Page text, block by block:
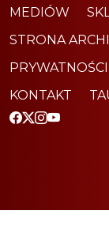
MEDIÓW
STRONA
PRYWATNOŚCI
KONTAKT